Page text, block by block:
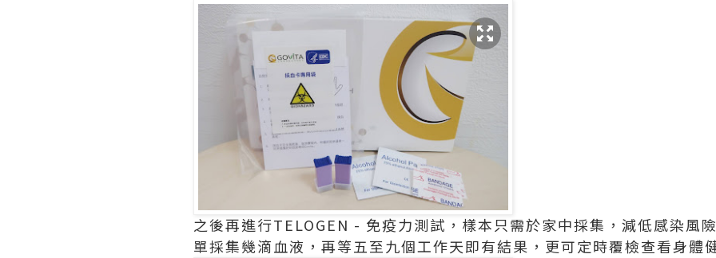
之後再進行TELOGEN - 免疫力測試，樣本只需於家中採集，減低感染風
單採集幾滴血液，再等五至九個工作天即有結果，更可定時覆檢查看身體